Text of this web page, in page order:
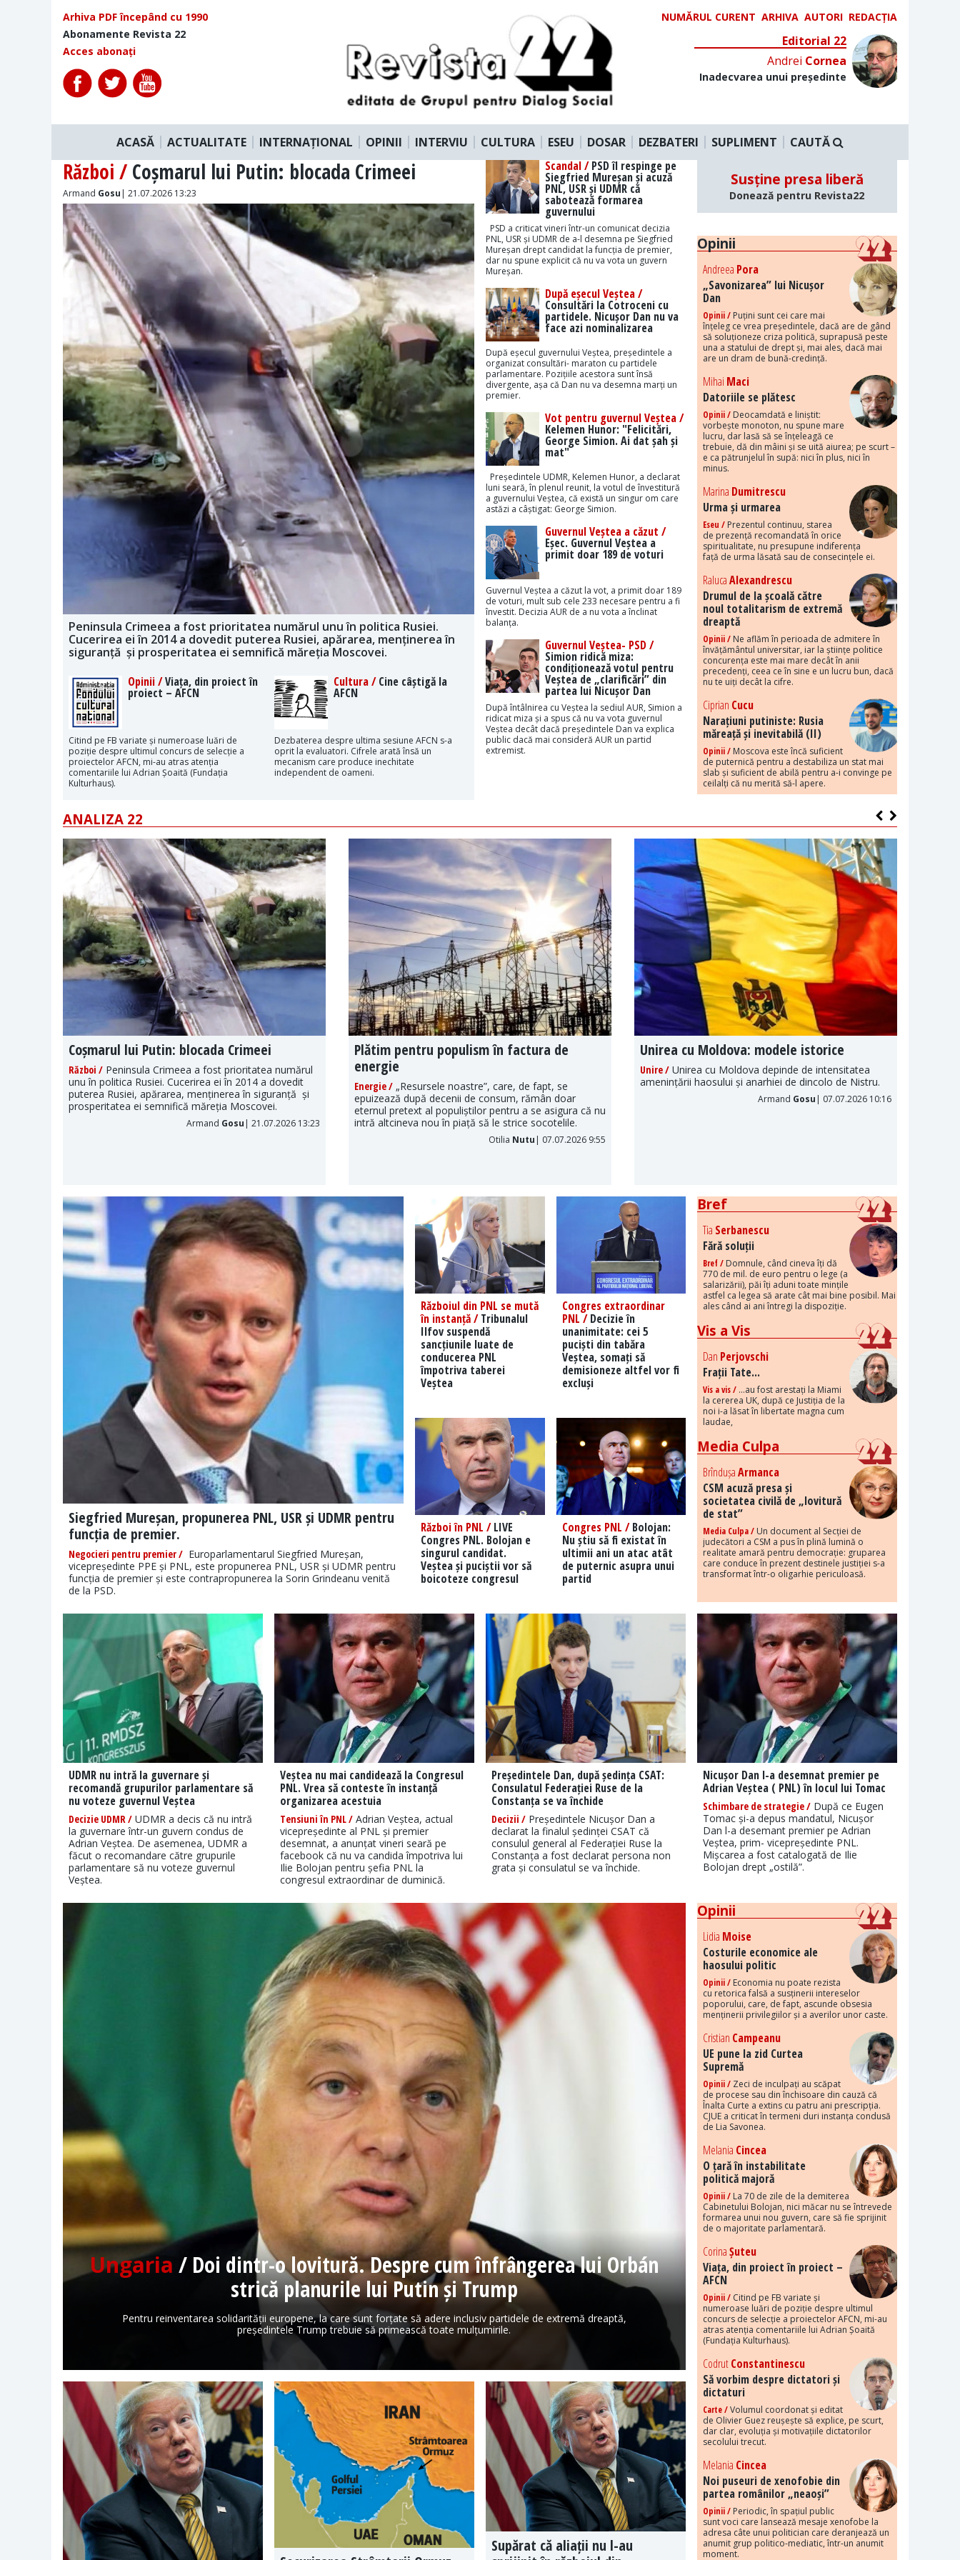
Arhiva PDF începând cu 1990
Abonamente Revista 22
Acces abonați
NUMĂRUL CURENT ARHIVA AUTORI REDACȚIA
Editorial 22
Andrei Cornea
Inadecvarea unui președinte
ACASĂ ACTUALITATE INTERNAȚIONAL OPINII INTERVIU CULTURA ESEU DOSAR DEZBATERI SUPLIMENT CAUTĂ
Război / Coșmarul lui Putin: blocada Crimeei
Armand Gosu | 21.07.2026 13:23
Peninsula Crimeea a fost prioritatea numărul unu în politica Rusiei.
Cucerirea ei în 2014 a dovedit puterea Rusiei, apărarea, menținerea în
siguranță și prosperitatea ei semnifică măreția Moscovei.
Opinii /Viața, din proiect în
proiect – AFCN
Citind pe FB variate și numeroase luări de
poziție despre ultimul concurs de selecție a
proiectelor AFCN, mi-au atras atenția
comentariile lui Adrian Șoaită (Fundația
Kulturhaus).
Cultura /Cine câștigă la
AFCN
Dezbaterea despre ultima sesiune AFCN s-a
oprit la evaluatori. Cifrele arată însă un
mecanism care produce inechitate
independent de oameni.
Scandal /PSD îl respinge pe
Siegfried Mureșan și acuză
PNL, USR și UDMR că
sabotează formarea
guvernului
PSD a criticat vineri într-un comunicat decizia
PNL, USR și UDMR de a-l desemna pe Siegfried
Mureșan drept candidat la funcția de premier,
dar nu spune explicit că nu va vota un guvern
Mureșan.
După eșecul Veștea /
Consultări la Cotroceni cu
partidele. Nicușor Dan nu va
face azi nominalizarea
După eșecul guvernului Veștea, președintele a
organizat consultări- maraton cu partidele
parlamentare. Pozițiile acestora sunt însă
divergente, așa că Dan nu va desemna marți un
premier.
Vot pentru guvernul Veștea /
Kelemen Hunor: "Felicitări,
George Simion. Ai dat șah și
mat"
Președintele UDMR, Kelemen Hunor, a declarat
luni seară, în plenul reunit, la votul de învestitură
a guvernului Veștea, că există un singur om care
astăzi a câștigat: George Simion.
Guvernul Veștea a căzut /
Eșec. Guvernul Veștea a
primit doar 189 de voturi
Guvernul Veștea a căzut la vot, a primit doar 189
de voturi, mult sub cele 233 necesare pentru a fi
învestit. Decizia AUR de a nu vota a înclinat
balanța.
Guvernul Veștea- PSD /
Simion ridică miza:
condiționează votul pentru
Veștea de „clarificări” din
partea lui Nicușor Dan
După întâlnirea cu Veștea la sediul AUR, Simion a
ridicat miza și a spus că nu va vota guvernul
Veștea decât dacă președintele Dan va explica
public dacă mai consideră AUR un partid
extremist.
Susține presa liberă
Donează pentru Revista22
Opinii
Andreea Pora
„Savonizarea” lui Nicușor
Dan
Opinii /Puțini sunt cei care mai
înțeleg ce vrea președintele, dacă are de gând
să soluționeze criza politică, suprapusă peste
una a statului de drept și, mai ales, dacă mai
are un dram de bună-credință.
Mihai Maci
Datoriile se plătesc
Opinii /Deocamdată e liniștit:
vorbește monoton, nu spune mare
lucru, dar lasă să se înțeleagă ce
trebuie, dă din mâini și se uită aiurea; pe scurt –
e ca pătrunjelul în supă: nici în plus, nici în
minus.
Marina Dumitrescu
Urma și urmarea
Eseu /Prezentul continuu, starea
de prezență recomandată în orice
spiritualitate, nu presupune indiferența
față de urma lăsată sau de consecințele ei.
RalucaAlexandrescu
Drumul de la școală către
noul totalitarism de extremă
dreaptă
Opinii /Ne aflăm în perioada de admitere în
învățământul universitar, iar la științe politice
concurența este mai mare decât în anii
precedenți, ceea ce în sine e un lucru bun, dacă
nu te uiți decât la cifre.
Ciprian Cucu
Narațiuni putiniste: Rusia
măreață și inevitabilă (II)
Opinii /Moscova este încă suficient
de puternică pentru a destabiliza un stat mai
slab și suficient de abilă pentru a-i convinge pe
ceilalți că nu merită să-l apere.
ANALIZA 22
Coșmarul lui Putin: blocada Crimeei
Război / Peninsula Crimeea a fost prioritatea numărul
unu în politica Rusiei. Cucerirea ei în 2014 a dovedit
puterea Rusiei, apărarea, menținerea în siguranță și
prosperitatea ei semnifică măreția Moscovei.
Armand Gosu | 21.07.2026 13:23
Plătim pentru populism în factura de
energie
Energie / „Resursele noastre”, care, de fapt, se
epuizează după decenii de consum, rămân doar
eternul pretext al populiștilor pentru a se asigura că nu
intră altcineva nou în piață să le strice socotelile.
Otilia Nutu | 07.07.2026 9:55
Unirea cu Moldova: modele istorice
Unire / Unirea cu Moldova depinde de intensitatea
amenințării haosului și anarhiei de dincolo de Nistru.
Armand Gosu | 07.07.2026 10:16
Siegfried Mureșan, propunerea PNL, USR și UDMR pentru
funcția de premier.
Negocieri pentru premier / Europarlamentarul Siegfried Mureșan,
vicepreședinte PPE și PNL, este propunerea PNL, USR și UDMR pentru
funcția de premier și este contrapropunerea la Sorin Grindeanu venită
de la PSD.
Războiul din PNL se mută
în instanță /Tribunalul
Ilfov suspendă
sancțiunile luate de
conducerea PNL
împotriva taberei
Veștea
Congres extraordinar
PNL /Decizie în
unanimitate: cei 5
puciști din tabăra
Veștea, somați să
demisioneze altfel vor fi
excluși
Război în PNL /LIVE
Congres PNL. Bolojan e
singurul candidat.
Veștea și puciștii vor să
boicoteze congresul
Congres PNL /Bolojan:
Nu știu să fi existat în
ultimii ani un atac atât
de puternic asupra unui
partid
Bref
Tia Serbanescu
Fără soluții
Bref /Domnule, când cineva îți dă
770 de mil. de euro pentru o lege (a
salarizării), păi îți aduni toate mințile
astfel ca legea să arate cât mai bine posibil. Mai
ales când ai ani întregi la dispoziție.
Vis a Vis
Dan Perjovschi
Frații Tate...
Vis a vis /...au fost arestați la Miami
la cererea UK, după ce Justiția de la
noi i-a lăsat în libertate magna cum
laudae,
Media Culpa
BrîndușaArmanca
CSM acuză presa și
societatea civilă de „lovitură
de stat”
Media Culpa /Un document al Secției de
judecători a CSM a pus în plină lumină o
realitate amară pentru democrație: gruparea
care conduce în prezent destinele justiției s-a
transformat într-o oligarhie periculoasă.
UDMR nu intră la guvernare și
recomandă grupurilor parlamentare să
nu voteze guvernul Veștea
Decizie UDMR / UDMR a decis că nu intră
la guvernare într-un guvern condus de
Adrian Veștea. De asemenea, UDMR a
făcut o recomandare către grupurile
parlamentare să nu voteze guvernul
Veștea.
Veștea nu mai candidează la Congresul
PNL. Vrea să conteste în instanță
organizarea acestuia
Tensiuni în PNL /Adrian Veștea, actual
vicepreședinte al PNL și premier
desemnat, a anunțat vineri seară pe
facebook că nu va candida împotriva lui
Ilie Bolojan pentru șefia PNL la
congresul extraordinar de duminică.
Președintele Dan, după ședința CSAT:
Consulatul Federației Ruse de la
Constanța se va închide
Decizii /Președintele Nicușor Dan a
declarat la finalul ședinței CSAT că
consulul general al Federației Ruse la
Constanța a fost declarat persona non
grata și consulatul se va închide.
Nicușor Dan l-a desemnat premier pe
Adrian Veștea ( PNL) în locul lui Tomac
Schimbare de strategie /După ce Eugen
Tomac și-a depus mandatul, Nicușor
Dan l-a desemant premier pe Adrian
Veștea, prim- vicepreședinte PNL.
Mișcarea a fost catalogată de Ilie
Bolojan drept „ostilă”.
Ungaria / Doi dintr-o lovitură. Despre cum înfrângerea lui Orbán
strică planurile lui Putin și Trump
Pentru reinventarea solidarității europene, la care sunt forțate să adere inclusiv partidele de extremă dreaptă,
președintele Trump trebuie să primească toate mulțumirile.
Supărat că aliații nu l-au
Opinii
Lidia Moise
Costurile economice ale
haosului politic
Opinii /Economia nu poate rezista
cu retorica falsă a susținerii intereselor
poporului, care, de fapt, ascunde obsesia
menținerii privilegiilor și a averilor unor caste.
Cristian Campeanu
UE pune la zid Curtea
Supremă
Opinii /Zeci de inculpați au scăpat
de procese sau din închisoare din cauză că
Înalta Curte a extins cu patru ani prescripția.
CJUE a criticat în termeni duri instanța condusă
de Lia Savonea.
Melania Cincea
O țară în instabilitate
politică majoră
Opinii /La 70 de zile de la demiterea
Cabinetului Bolojan, nici măcar nu se întrevede
formarea unui nou guvern, care să fie sprijinit
de o majoritate parlamentară.
CorinaȘuteu
Viața, din proiect în proiect –
AFCN
Opinii /Citind pe FB variate și
numeroase luări de poziție despre ultimul
concurs de selecție a proiectelor AFCN, mi-au
atras atenția comentariile lui Adrian Șoaită
(Fundația Kulturhaus).
CodrutConstantinescu
Să vorbim despre dictatori și
dictaturi
Carte /Volumul coordonat și editat
de Olivier Guez reușește să explice, pe scurt,
dar clar, evoluția și motivațiile dictatorilor
secolului trecut.
Melania Cincea
Noi puseuri de xenofobie din
partea românilor „neaoși”
Opinii /Periodic, în spațiul public
sunt voci care lansează mesaje xenofobe la
adresa câte unui politician care deranjează un
anumit grup politico-mediatic, într-un anumit
moment.